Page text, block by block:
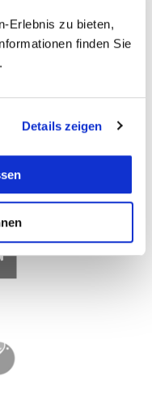
Erlebnis zu bieten,
finden Sie
Details zeigen